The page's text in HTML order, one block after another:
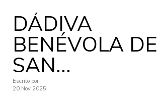
DÁDIVA
BENÉVOLA DE
SAN...
Escrito por
20 Nov 2025